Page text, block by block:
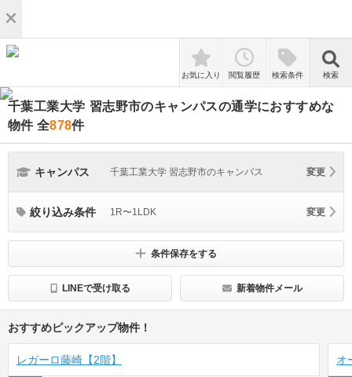
検索
お気に入り 閲覧履歴 検索条件 検索
千葉工業大学 習志野市のキャンパスの通学におすすめな
物件 全878件
キャンパス 千葉工業大学 習志野市のキャンパス 変更
絞り込み条件 1R〜1LDK 変更
条件保存をする
LINEで受け取る 新着物件メール
おすすめピックアップ物件！
レガーロ藤崎【2階】 オ